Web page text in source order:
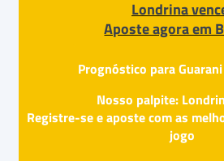
Londrina
Aposte agora em
Prognóstico para
Nosso palpite:
Registre-se e aposte com as
jogo